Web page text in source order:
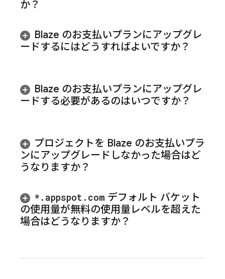
か？
Blaze のお支払いプランにアップグレ
ードするにはどうすればよいですか？
Blaze のお支払いプランにアップグレ
ードする必要があるのはいつですか？
プロジェクトを Blaze のお支払いプラ
ンにアップグレードしなかった場合はど
うなりますか？
* . appspot . com デフォルト バケット
の使用量が無料の使用量レベルを超えた
場合はどうなりますか？